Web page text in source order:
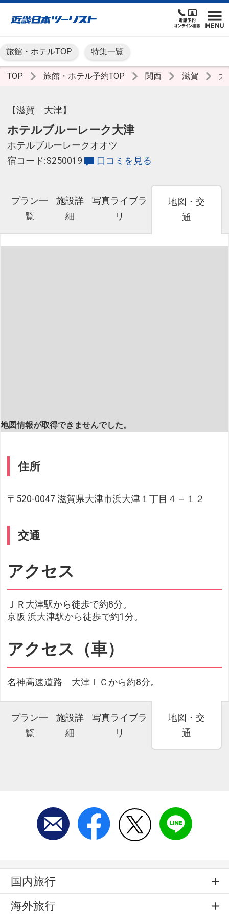
旅館・ホテルTOP 特集一覧
TOP 旅館・ホテル予約TOP 関西 滋賀
【滋賀 大津】
ホテルブルーレーク大津
ホテルブルーレークオオツ
宿コード:S250019
口コミを見る
プラン一
覧
施設詳
細
写真ライブラ
リ
地図・交
通
地図情報が取得できませんでした。
住所
〒520-0047 滋賀県大津市浜大津１丁目４－１２
交通
アクセス
ＪＲ大津駅から徒歩で約8分。
京阪 浜大津駅から徒歩で約1分。
アクセス（車）
名神高速道路 大津ＩＣから約8分。
プラン一
覧
施設詳
細
写真ライブラ
リ
地図・交
通
国内旅行
海外旅行